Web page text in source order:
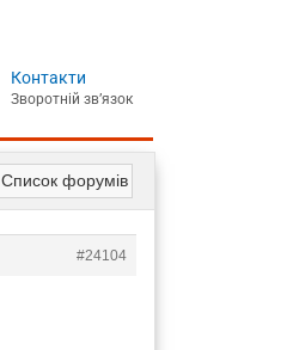
Контакти
Список форумів
#24104